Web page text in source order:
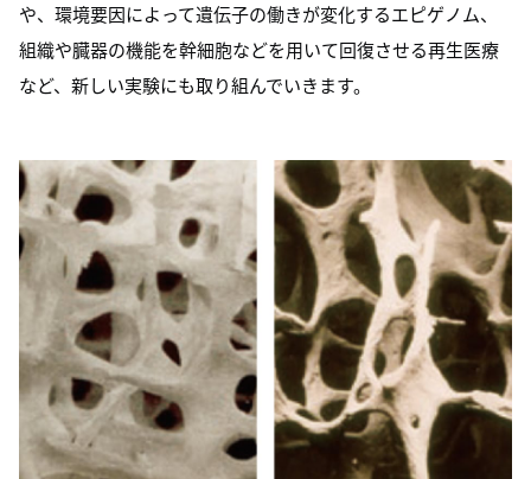
や、環境要因によって遺伝子の働きが変化するエピゲノム、
組織や臓器の機能を幹細胞などを用いて回復させる再生医療
など、新しい実験にも取り組んでいきます。